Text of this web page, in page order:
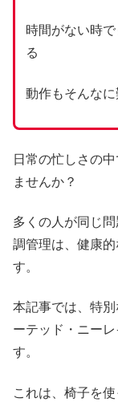
時間がない時
る
動作もそんな
日常の忙しさの
ませんか？
多くの人が同じ
調管理は、健康
す。
本記事では、特
ーテッド・ニー
す。
これは、椅子を